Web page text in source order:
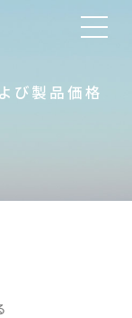
び製品価格